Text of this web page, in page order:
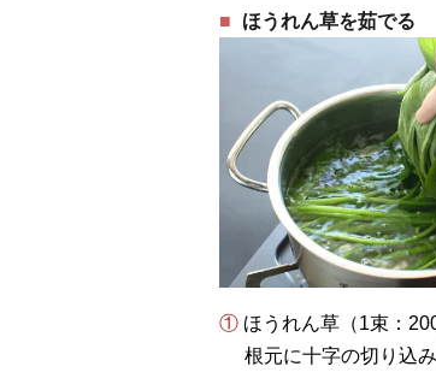
ほうれん草を茹でる
① ほうれん草（1束：
根元に十字の切り込